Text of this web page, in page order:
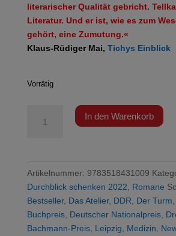
literarischer Qualität gebricht.
Literatur. Und er ist, wie es zum
gehört, eine Zumutung.«
Klaus-Rüdiger Mai, Tichys Einblick
Vorrätig
In den Warenkorb
Artikelnummer: 9783518431009
Durchblick schenken 2022, Romane
Bestseller, Das Atelier, DDR, Der Turm,
Buchpreis, Deutscher Nationalpreis,
Bachmann-Preis, Leipzig, Medizin,